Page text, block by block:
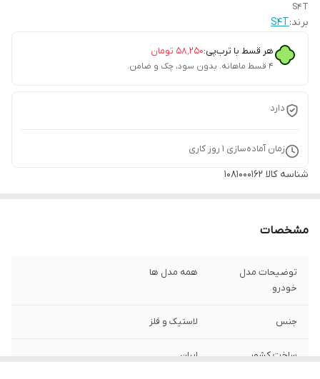
S4T
برند:S4T
هر قسط با ترب‌پی:۵۸٬۲۵۰ تومان
۴ قسط ماهانه. بدون سود، چک و ضامن.
دارد
زمان آماده‌سازی 1 روز کاری
شناسه کالا 1081000162
مشخصات
توضیحات مدل
خودرو
همه مدل ها
جنس لاستیک و فلز
ساخت کشور ایران